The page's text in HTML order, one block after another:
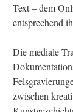
Text – dem
entsprechend
Die mediale
zwischen